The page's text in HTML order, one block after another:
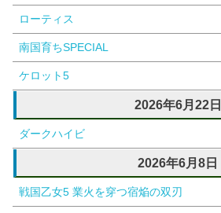
ローティス
南国育ちSPECIAL
ケロット5
2026年6月22日
ダークハイビ
2026年6月8日
戦国乙女5 業火を穿つ宿焔の双刃